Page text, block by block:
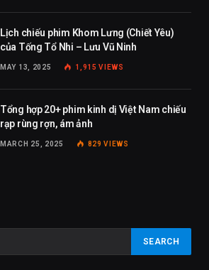
Lịch chiếu phim Khom Lưng (Chiết Yêu)
của Tống Tổ Nhi – Lưu Vũ Ninh
MAY 13, 2025 1,915VIEWS
Tổng hợp 20+ phim kinh dị Việt Nam chiếu
rạp rùng rợn, ám ảnh
MARCH 25, 2025 829VIEWS